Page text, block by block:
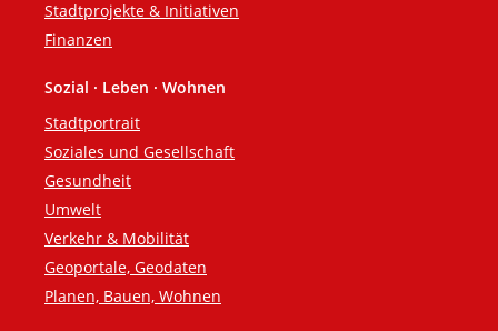
Stadtprojekte & Initiativen
Finanzen
Sozial · Leben · Wohnen
Stadtportrait
Soziales und Gesellschaft
Gesundheit
Umwelt
Verkehr & Mobilität
Geoportale, Geodaten
Planen, Bauen, Wohnen